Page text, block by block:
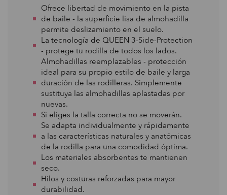
Ofrece libertad de movimiento en la pista
de baile - la superficie lisa de almohadilla
permite deslizamiento en el suelo.
La tecnología de QUEEN 3-Side-Protection
- protege tu rodilla de todos los lados.
Almohadillas reemplazables - protección
ideal para su propio estilo de baile y larga
duración de las rodilleras. Simplemente
sustituya las almohadillas aplastadas por
nuevas.
Si eliges la talla correcta no se moverán.
Se adapta individualmente y rápidamente
a las características naturales y anatómicas
de la rodilla para una comodidad óptima.
Los materiales absorbentes te mantienen
seco.
Hilos y costuras reforzadas para mayor
durabilidad.